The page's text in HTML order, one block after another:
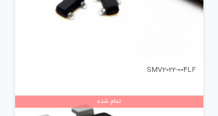
SMV2022-004LF
تمام شده